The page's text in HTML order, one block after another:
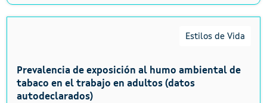
Estilos de Vida
Prevalencia de exposición al humo ambiental de
tabaco en el trabajo en adultos (datos
autodeclarados)